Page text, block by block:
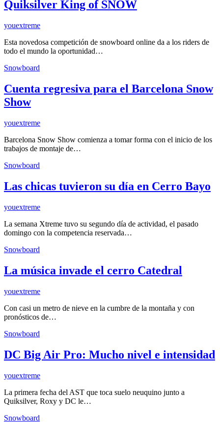
Quiksilver King of SNOW
youextreme
Esta novedosa competición de snowboard online da a los riders de
todo el mundo la oportunidad…
Snowboard
Cuenta regresiva para el Barcelona Snow
Show
youextreme
Barcelona Snow Show comienza a tomar forma con el inicio de los
trabajos de montaje de…
Snowboard
Las chicas tuvieron su día en Cerro Bayo
youextreme
La semana Xtreme tuvo su segundo día de actividad, el pasado
domingo con la competencia reservada…
Snowboard
La música invade el cerro Catedral
youextreme
Con casi un metro de nieve en la cumbre de la montaña y con
pronósticos de…
Snowboard
DC Big Air Pro: Mucho nivel e intensidad
youextreme
La primera fecha del AST que toca suelo neuquino junto a
Quiksilver, Roxy y DC le…
Snowboard